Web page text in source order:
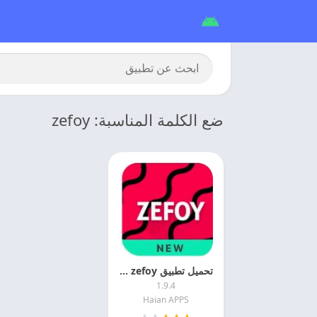
ضع الكلمة المناسبة: zefoy
تحميل تطبيق zefoy مهكر بدون وقت للمتابعين التيك توك
1.9.4
Haian APPS